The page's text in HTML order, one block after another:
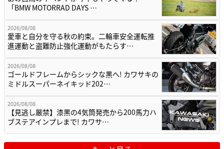
「BMW MOTORRAD DAYS …
2026/08/08
愛車と自分を守る秋の約束。二輪車安全運転推
進運動と盗難防止強化運動がもたらす…
2026/08/08
ゴールドフレームからシックな黒へ! カワサキの
ミドルスーパーネイキッド202…
2026/08/08
【見逃し厳禁】漆黒の4気筒発売から200馬力ハ
ブステアインプレまで! カワサ…